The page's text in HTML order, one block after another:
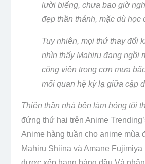
lười biếng, chưa bao giờ
đẹp thần thánh, mặc dù học
Tuy nhiên, mọi thứ thay đổi
nhìn thấy Mahiru đang ngồi
công viên trong cơn mưa
mối quan hệ kỳ lạ giữa cặp
Thiên thần nhà bên làm hỏng tôi
đứng thứ hai trên Anime
Anime hàng tuần cho anime mùa
Mahiru Shiina và Amane Fujimiya